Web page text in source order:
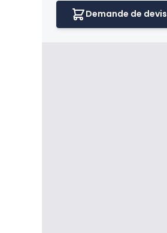
Demande de devis